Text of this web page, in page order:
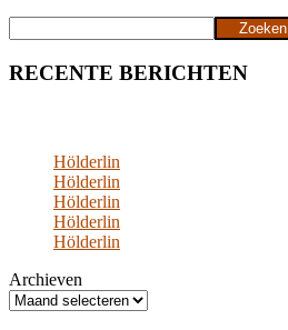
Zoeken
RECENTE BERICHTEN
Hölderlin
Hölderlin
Hölderlin
Hölderlin
Hölderlin
Archieven